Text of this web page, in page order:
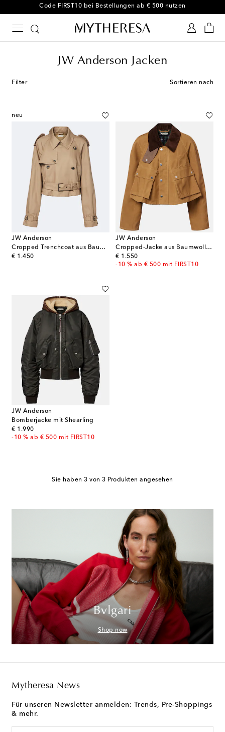
-10 % bei Ihrer ersten Bestellung auf ausgewählte Styles
JW Anderson Jacken
Filter Sortieren nach
neu
JW Anderson
Cropped Trenchcoat aus Baumwolle
€ 1.450
original price
JW Anderson
Cropped-Jacke aus Baumwolle mit Cord
€ 1.550
original price
-10 % ab € 500 mit FIRST10
JW Anderson
Bomberjacke mit Shearling
€ 1.990
original price
-10 % ab € 500 mit FIRST10
Sie haben 3 von 3 Produkten angesehen
Bvlgari
Shop now
Mytheresa News
Für unseren Newsletter anmelden: Trends, Pre-Shoppings
& mehr.